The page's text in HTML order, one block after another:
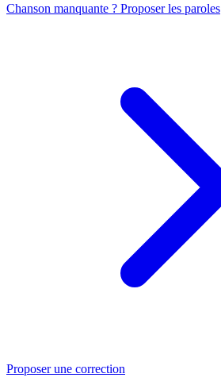
Chanson manquante ? Proposer les paroles
Proposer une correction